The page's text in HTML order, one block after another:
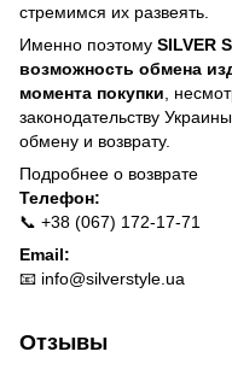
стремимся их развеять.
Именно поэтому SILVER
возможность обмена
момента покупки ,
законодательству
обмену и возврату.
Подробнее о возврате
Телефон:
📞 +38 (067) 172-17-71
Email:
📧 info@silverstyle.ua
Отзывы